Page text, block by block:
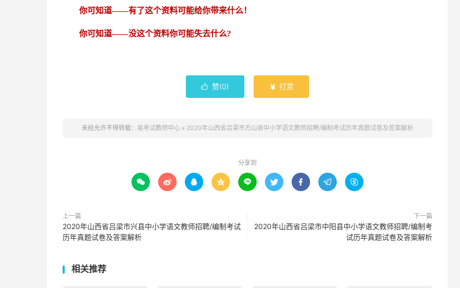
你可知道——有了这个资料可能给你带来什么！
你可知道——没这个资料你可能失去什么?
 赞(0)  打赏
未经允许不得转载： 易考试教师中心 » 2020年山西省吕梁市方山县中小学语文教师招聘/编制考试历年真题试卷及答案解析
分享到
        
上一篇
2020年山西省吕梁市兴县中小学语文教师招聘/编制考试
历年真题试卷及答案解析
下一篇
2020年山西省吕梁市中阳县中小学语文教师招聘/编制考
试历年真题试卷及答案解析
相关推荐